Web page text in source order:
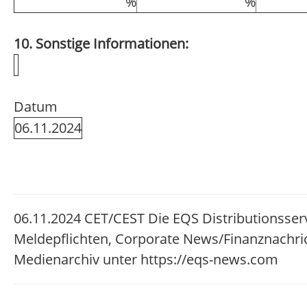
10. Sonstige Informationen:
Datum
06.11.2024
06.11.2024 CET/CEST Die EQS
Meldepflichten, Corporate News/
Medienarchiv unter https://eqs-news.com